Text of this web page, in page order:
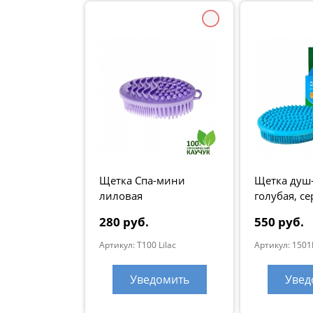
Щетка Спа-мини
лиловая
280 руб.
Артикул: T100 Lilac
Уведомить
Щетка
голубая,
550 руб.
Артикул: